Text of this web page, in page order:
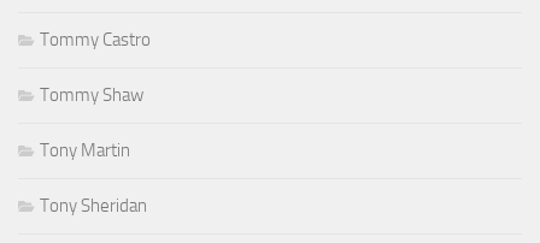
Tommy Castro
Tommy Shaw
Tony Martin
Tony Sheridan